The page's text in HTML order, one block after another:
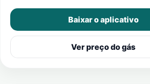
Baixar o aplicativo
Ver preço do gás